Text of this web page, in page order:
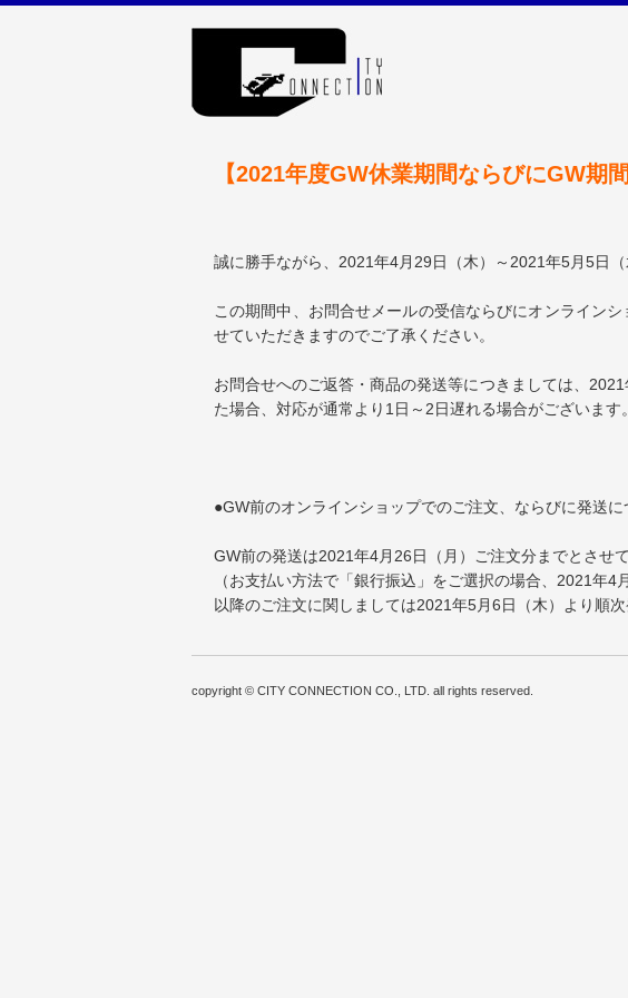
【2021年度GW休業期間ならびにGW期
誠に勝手ながら、2021年4月29日（木）～2021年5月5日
この期間中、お問合せメールの受信ならびにオンライン
せていただきますのでご了承ください。
お問合せへのご返答・商品の発送等につきましては、
た場合、対応が通常より1日～2日遅れる場合がございます
●GW前のオンラインショップでのご注文、ならびに発送に
GW前の発送は2021年4月26日（月）ご注文分までとさせて
（お支払い方法で「銀行振込」をご選択の場合、2021年4
以降のご注文に関しましては2021年5月6日（木）より順次
copyright © CITY CONNECTION CO., LTD. all rights reserved.